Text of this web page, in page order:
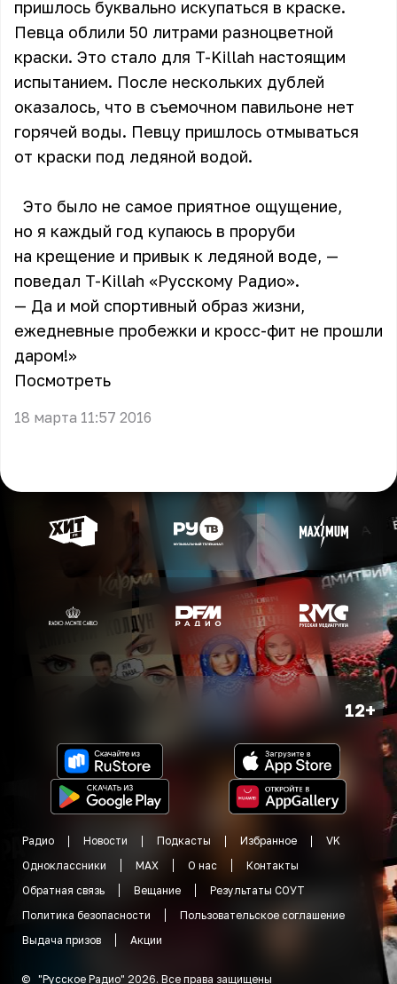
пришлось буквально искупаться в краске.
Певца облили 50 литрами разноцветной
краски. Это стало для T-Killah настоящим
испытанием. После нескольких дублей
оказалось, что в съемочном павильоне нет
горячей воды. Певцу пришлось отмываться
от краски под ледяной водой.
Это было не самое приятное ощущение,
но я каждый год купаюсь в проруби
на крещение и привык к ледяной воде, —
поведал T-Killah «Русскому Радио».
— Да и мой спортивный образ жизни,
ежедневные пробежки и кросс-фит не прошли
даром!»
Посмотреть
18 марта 11:57 2016
12+
Радио Новости Подкасты Избранное
VK
Одноклассники
MAX О нас
Контакты
Обратная связь
Вещание
Результаты СОУТ
Политика безопасности
Пользовательское соглашение
Выдача призов
Акции
© "Русское Радио" 2026. Все права защищены